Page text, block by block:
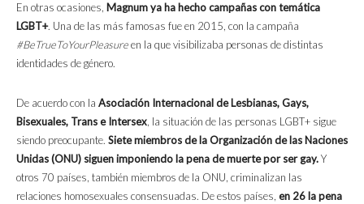
En otras ocasiones, Magnum ya ha hecho campañas con temática
LGBT+. Una de las más famosas fue en 2015, con la campaña
#BeTrueToYourPleasureen la que visibilizaba personas de distintas
identidades de género.
De acuerdo con la Asociación Internacional de Lesbianas, Gays,
Bisexuales, Trans e Intersex, la situación de las personas LGBT+ sigue
siendo preocupante. Siete miembros de la Organización de las Naciones
Unidas (ONU) siguen imponiendo la pena de muerte por ser gay.Y
otros 70 países, también miembros de la ONU, criminalizan las
relaciones homosexuales consensuadas. De estos países, en 26 la pena